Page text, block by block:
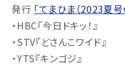
発行 「てまひま（2023夏号
・HBC『今日ドキッ！』
・STV『どさんこワイド』
・YTS『キンゴジ』